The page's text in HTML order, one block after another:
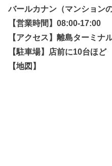
バールカナン（マンション
【営業時間】08:00-17:00
【アクセス】離島ターミナ
【駐車場】店前に10台ほど
【地図】